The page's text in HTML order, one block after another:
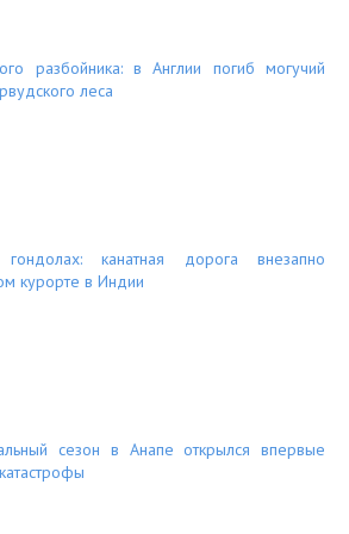
разбойника: в Англии погиб могучий
леса
канатная дорога внезапно
курорте в Индии
сезон в Анапе открылся впервые